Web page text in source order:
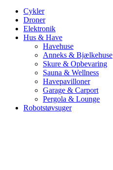
Cykler
Droner
Elektronik
Hus & Have
Havehuse
Anneks & Bjælkehuse
Skure & Opbevaring
Sauna & Wellness
Havepavilloner
Garage & Carport
Pergola & Lounge
Robotstøvsuger